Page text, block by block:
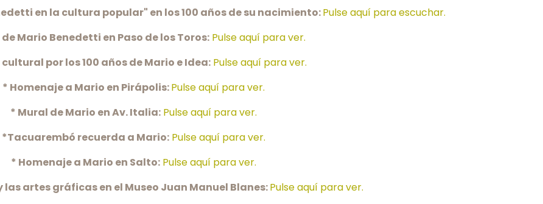
en la cultura popular" en los 100 años de su nacimiento:Pulse aquí para escuchar.
Mario Benedetti en Paso de los Toros: Pulse aquí para ver.
cultural por los 100 años de Mario e Idea: Pulse aquí para ver.
* Homenaje a Mario en Pirápolis:Pulse aquí para ver.
* Mural de Mario en Av. Italia: Pulse aquí para ver.
*Tacuarembó recuerda a Mario: Pulse aquí para ver.
* Homenaje a Mario en Salto: Pulse aquí para ver.
las artes gráficas en el Museo Juan Manuel Blanes:Pulse aquí para ver.